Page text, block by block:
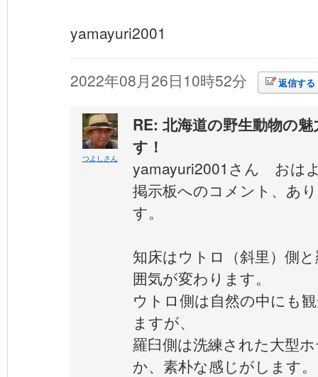
yamayuri2001
2022年08月26日10時52分 返信する
つよしさん
RE: 北海道の野生動物の
す！
yamayuri2001さん おは
掲示板へのコメント、あ
す。
知床はウトロ（斜里）側
囲気が変わります。
ウトロ側は自然の中にも
ますが、
羅臼側は洗練された大型
か、素朴な感じがします。